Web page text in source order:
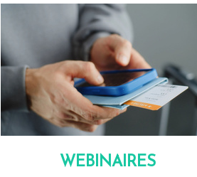
WEBINAIRES